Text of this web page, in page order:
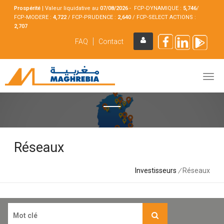
Prospérité | Valeur liquidative au07/08/2026 - FCP-DYNAMIQUE : 5,746/
FCP-MODERE :4,722/ FCP-PRUDENCE : 2,640 / FCP-SELECT ACTIONS :
2,707
FAQ Contact
Réseaux
Investisseurs /Réseaux